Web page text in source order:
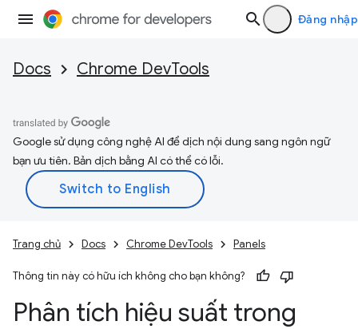
Đăng nhập
Docs Chrome DevTools
Google sử dụng công nghệ AI để dịch nội dung sang ngôn ngữ
bạn ưu tiên. Bản dịch bằng AI có thể có lỗi.
Trang chủ Docs Chrome DevTools Panels
Thông tin này có hữu ích không cho bạn không?
Phân tích hiệu suất trong